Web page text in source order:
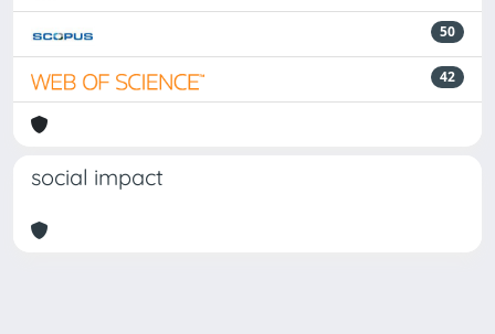
50
42
social impact